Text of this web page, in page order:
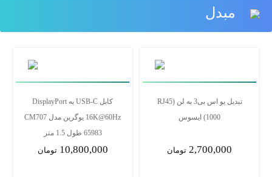
مبدل
کابل USB-C به DisplayPort
16K@60Hz یوگرین مدل CM707
65983 طول 1.5 متر
10,800,000 تومان
تبدیل یو اس بی3 به لن RJ45)
1000) ایسوس
2,700,000 تومان